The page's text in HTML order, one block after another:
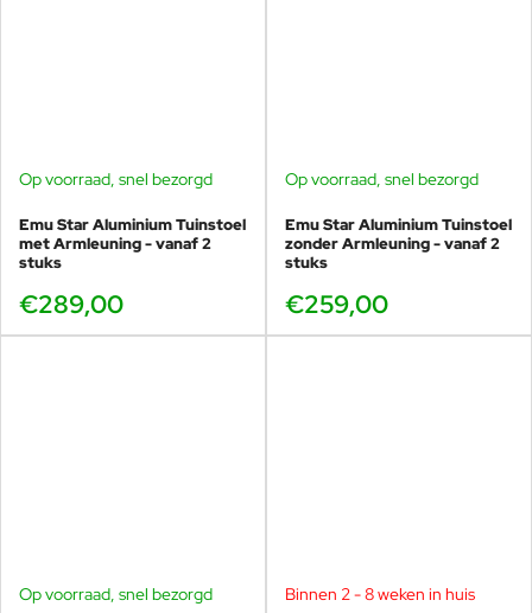
Advies voor particulier gebruik én horeca/projecten
Originele Emu kwaliteit met betrouwbare service
Op voorraad, snel bezorgd
Emu Star Aluminium Tuinstoel
met Armleuning - vanaf 2
stuks
€289,00
Op voorraad, snel bezorgd
Emu Star Aluminium Tuinstoel
zonder Armleuning - vanaf 2
stuks
€259,00
Op voorraad, snel bezorgd Binnen 2 - 8 weken in huis